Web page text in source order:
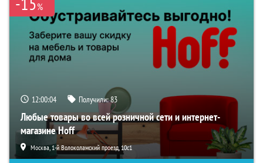
%
12:00:02 Получили:83
Любые товары во всей розничной сети и интернет-
магазине Hoff
Москва, 1-й Волоколамский проезд, 10с1